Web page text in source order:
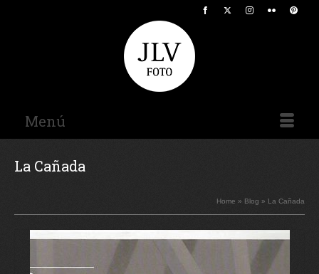
Menú
La Cañada
Home » Blog » La Cañada